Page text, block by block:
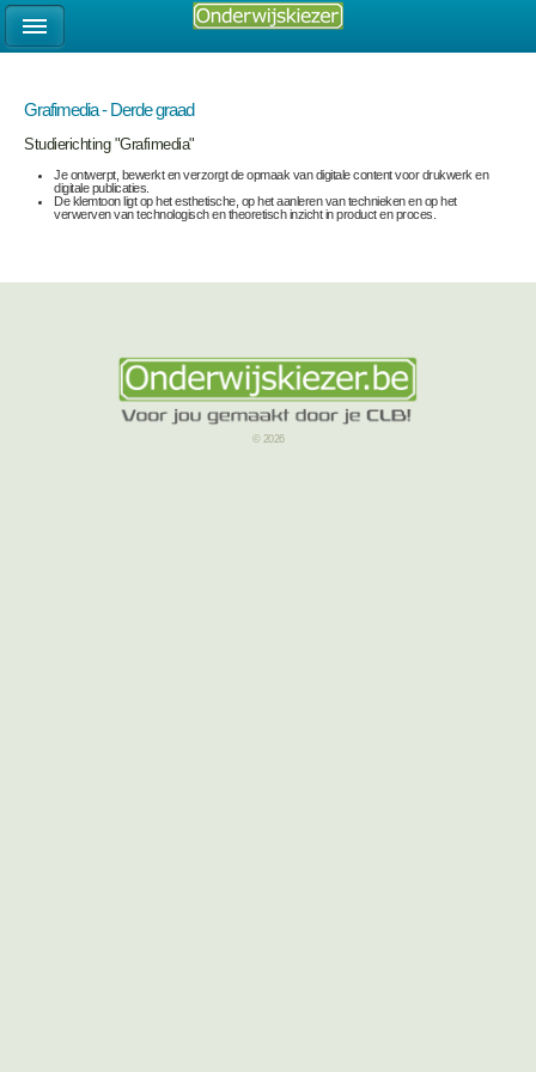
Grafimedia - Derde graad
Studierichting "Grafimedia"
Je ontwerpt, bewerkt en verzorgt de opmaak van digitale content voor drukwerk en
digitale publicaties.
De klemtoon ligt op het esthetische, op het aanleren van technieken en op het
verwerven van technologisch en theoretisch inzicht in product en proces.
© 2026